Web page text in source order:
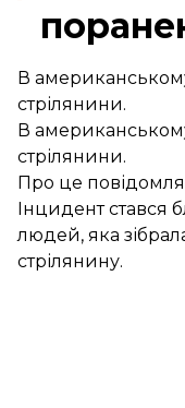
В
стрілянини.
В
стрілянини.
Про це
Інцидент стався
людей, яка
стрілянину.